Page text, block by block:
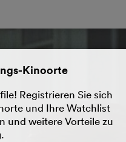
Kinoorte
Registrieren Sie sich
und Ihre Watchlist
und weitere Vorteile zu
.